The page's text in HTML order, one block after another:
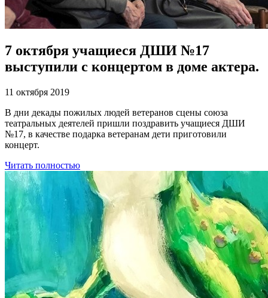
7 октября учащиеся ДШИ №17
выступили с концертом в доме актера.
11 октября 2019
В дни декады пожилых людей ветеранов сцены союза
театральных деятелей пришли поздравить учащиеся ДШИ
№17, в качестве подарка ветеранам дети приготовили
концерт.
Читать полностью